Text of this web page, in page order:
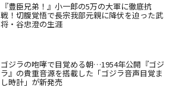
『豊臣兄弟！』小一郎の5万の大軍に徹底抗
戦！切腹覚悟で長宗我部元親に降伏を迫った武
将・谷忠澄の生涯
ゴジラの咆哮で目覚める朝…1954年公開『ゴジ
ラ』の貴重音源を搭載した「ゴジラ音声目覚ま
し時計」が新発売